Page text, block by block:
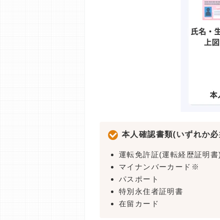
本人確認書類(いずれか
運転免許証(運転経歴証明
マイナンバーカード※
パスポート
特別永住者証明書
在留カード